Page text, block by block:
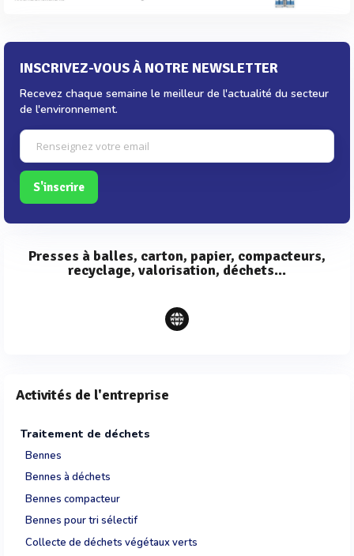
INSCRIVEZ-VOUS À NOTRE NEWSLETTER
Recevez chaque semaine le meilleur de l'actualité du secteur
de l'environnement.
S'inscrire
Presses à balles, carton, papier, compacteurs,
recyclage, valorisation, déchets...
Activités de l'entreprise
Traitement de déchets
Bennes
Bennes à déchets
Bennes compacteur
Bennes pour tri sélectif
Collecte de déchets végétaux verts